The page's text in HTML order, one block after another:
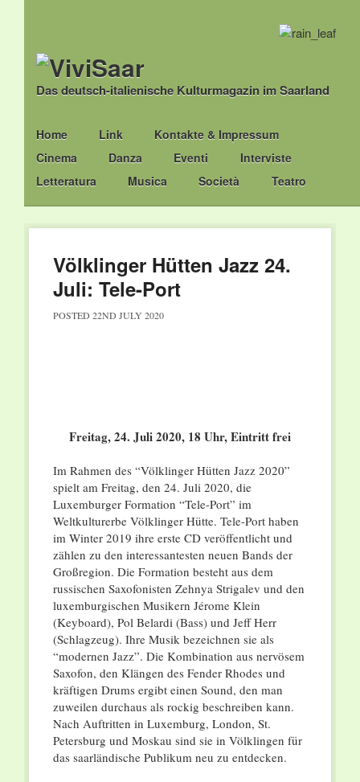
Das deutsch-italienische Kulturmagazin im Saarland
Main menu
Skip
to
content
Home Link
Kontakte & Impressum
Cinema
Danza Eventi
Interviste
Letteratura
Musica Società Teatro
Völklinger Hütten Jazz 24.
Juli: Tele-Port
POSTED 22ND JULY 2020
Freitag, 24. Juli 2020, 18 Uhr, Eintritt frei
Im Rahmen des “Völklinger Hütten Jazz 2020”
spielt am Freitag, den 24. Juli 2020, die
Luxemburger Formation “Tele-Port” im
Weltkulturerbe Völklinger Hütte. Tele-Port haben
im Winter 2019 ihre erste CD veröffentlicht und
zählen zu den interessantesten neuen Bands der
Großregion. Die Formation besteht aus dem
russischen Saxofonisten Zehnya Strigalev und den
luxemburgischen Musikern Jérome Klein
(Keyboard), Pol Belardi (Bass) und Jeff Herr
(Schlagzeug). Ihre Musik bezeichnen sie als
“modernen Jazz”. Die Kombination aus nervösem
Saxofon, den Klängen des Fender Rhodes und
kräftigen Drums ergibt einen Sound, den man
zuweilen durchaus als rockig beschreiben kann.
Nach Auftritten in Luxemburg, London, St.
Petersburg und Moskau sind sie in Völklingen für
das saarländische Publikum neu zu entdecken.